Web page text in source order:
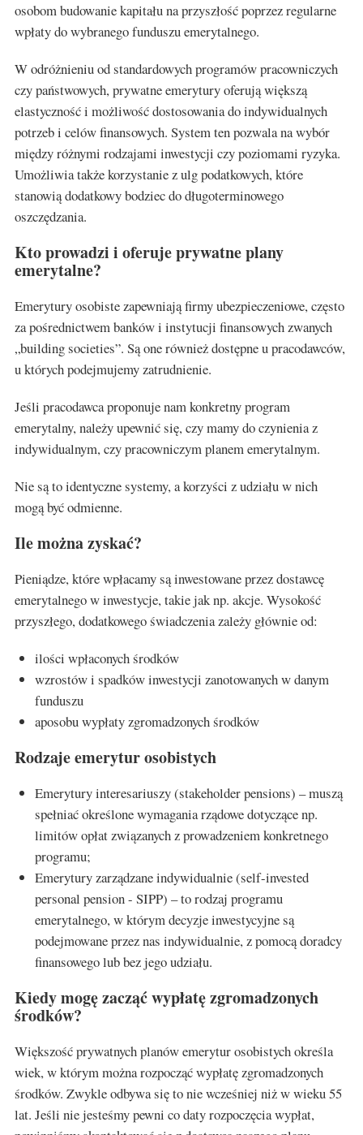
osobom budowanie kapitału na przyszłość poprzez regularne
wpłaty do wybranego funduszu emerytalnego.
W odróżnieniu od standardowych programów pracowniczych
czy państwowych, prywatne emerytury oferują większą
elastyczność i możliwość dostosowania do indywidualnych
potrzeb i celów finansowych. System ten pozwala na wybór
między różnymi rodzajami inwestycji czy poziomami ryzyka.
Umożliwia także korzystanie z ulg podatkowych, które
stanowią dodatkowy bodziec do długoterminowego
oszczędzania.
Kto prowadzi i oferuje prywatne plany
emerytalne?
Emerytury osobiste zapewniają firmy ubezpieczeniowe, często
za pośrednictwem banków i instytucji finansowych zwanych
„building societies”. Są one również dostępne u pracodawców,
u których podejmujemy zatrudnienie.
Jeśli pracodawca proponuje nam konkretny program
emerytalny, należy upewnić się, czy mamy do czynienia z
indywidualnym, czy pracowniczym planem emerytalnym.
Nie są to identyczne systemy, a korzyści z udziału w nich
mogą być odmienne.
Ile można zyskać?
Pieniądze, które wpłacamy są inwestowane przez dostawcę
emerytalnego w inwestycje, takie jak np. akcje. Wysokość
przyszłego, dodatkowego świadczenia zależy głównie od:
ilości wpłaconych środków
wzrostów i spadków inwestycji zanotowanych w danym
funduszu
aposobu wypłaty zgromadzonych środków
Rodzaje emerytur osobistych
Emerytury interesariuszy (stakeholder pensions) – muszą
spełniać określone wymagania rządowe dotyczące np.
limitów opłat związanych z prowadzeniem konkretnego
programu;
Emerytury zarządzane indywidualnie (self-invested
personal pension - SIPP) – to rodzaj programu
emerytalnego, w którym decyzje inwestycyjne są
podejmowane przez nas indywidualnie, z pomocą doradcy
finansowego lub bez jego udziału.
Kiedy mogę zacząć wypłatę zgromadzonych
środków?
Większość prywatnych planów emerytur osobistych określa
wiek, w którym można rozpocząć wypłatę zgromadzonych
środków. Zwykle odbywa się to nie wcześniej niż w wieku 55
lat. Jeśli nie jesteśmy pewni co daty rozpoczęcia wypłat,